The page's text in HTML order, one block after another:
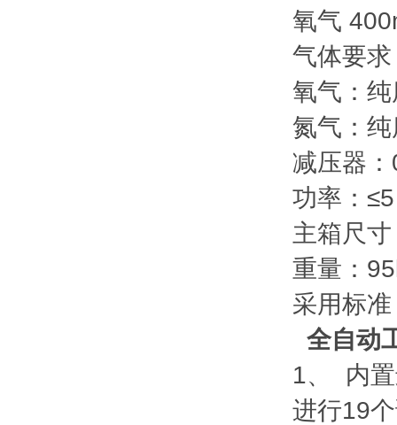
氧气
气体要求
氧气：
氮气：
减压器
功率：
主箱尺
重量：
采用标
全自动
1、 内
进行19